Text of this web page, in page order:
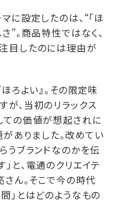
に設定したのは、“「ほ
”。商品特性ではなく、
目したのには理由が
ろよい』。その限定味
、当初のリラックス
ての価値が想起されに
がありました。改めてい
うブランドなのかを伝
と、電通のクリエイテ
ん。そこで今の時代
」とはどのようなもの